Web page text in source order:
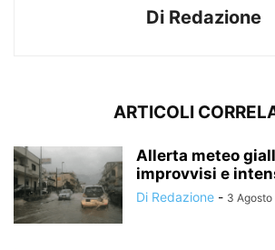
Di Redazione
ARTICOLI
Allerta meteo
improvvisi e
Di Redazione - 3